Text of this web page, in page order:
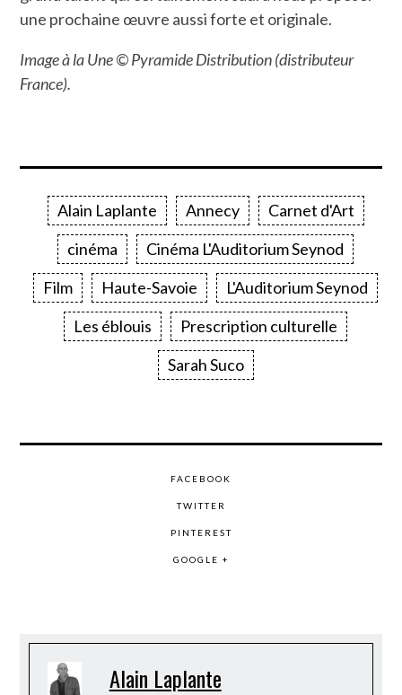
une prochaine œuvre aussi forte et originale.
Image à la Une © Pyramide Distribution (distributeur
France).
Alain Laplante Annecy
Carnet d'Art
cinéma
Cinéma L'Auditorium Seynod
Film
Haute-Savoie
L'Auditorium Seynod
Les éblouis
Prescription culturelle
Sarah Suco
FACEBOOK
TWITTER
PINTEREST
GOOGLE +
Alain Laplante